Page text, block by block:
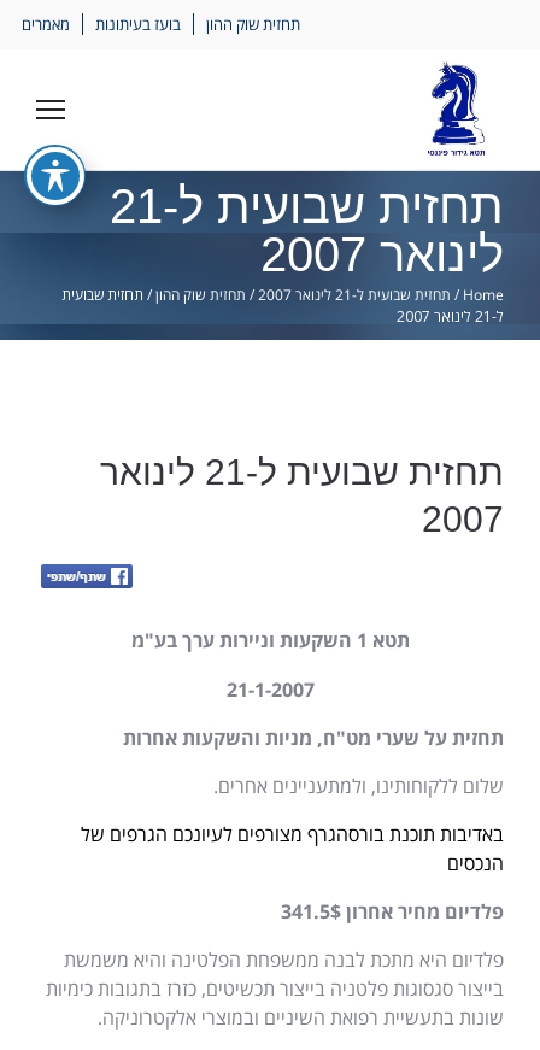
תחזית שוק ההון בועז בעיתונות מאמרים
תחזית שבועית ל-21
לינואר 2007
Home
/ תחזית שבועית ל-21 לינואר 2007 / תחזית שוק ההון/ תחזית שבועית
ל-21 לינואר 2007
תחזית שבועית ל-21 לינואר
2007
תטא 1 השקעות וניירות ערך בע"מ
21-1-2007
תחזית על שערי מט"ח, מניות והשקעות אחרות
שלום ללקוחותינו, ולמתעניינים אחרים.
באדיבות תוכנת בורסהגרף מצורפים לעיונכם הגרפים של
הנכסים
פלדיום מחיר אחרון341.5$
פלדיום היא מתכת לבנה ממשפחת הפלטינה והיא משמשת
בייצור סגסוגות פלטניה בייצור תכשיטים, כזרז בתגובות כימיות
שונות בתעשיית רפואת השיניים ובמוצרי אלקטרוניקה.